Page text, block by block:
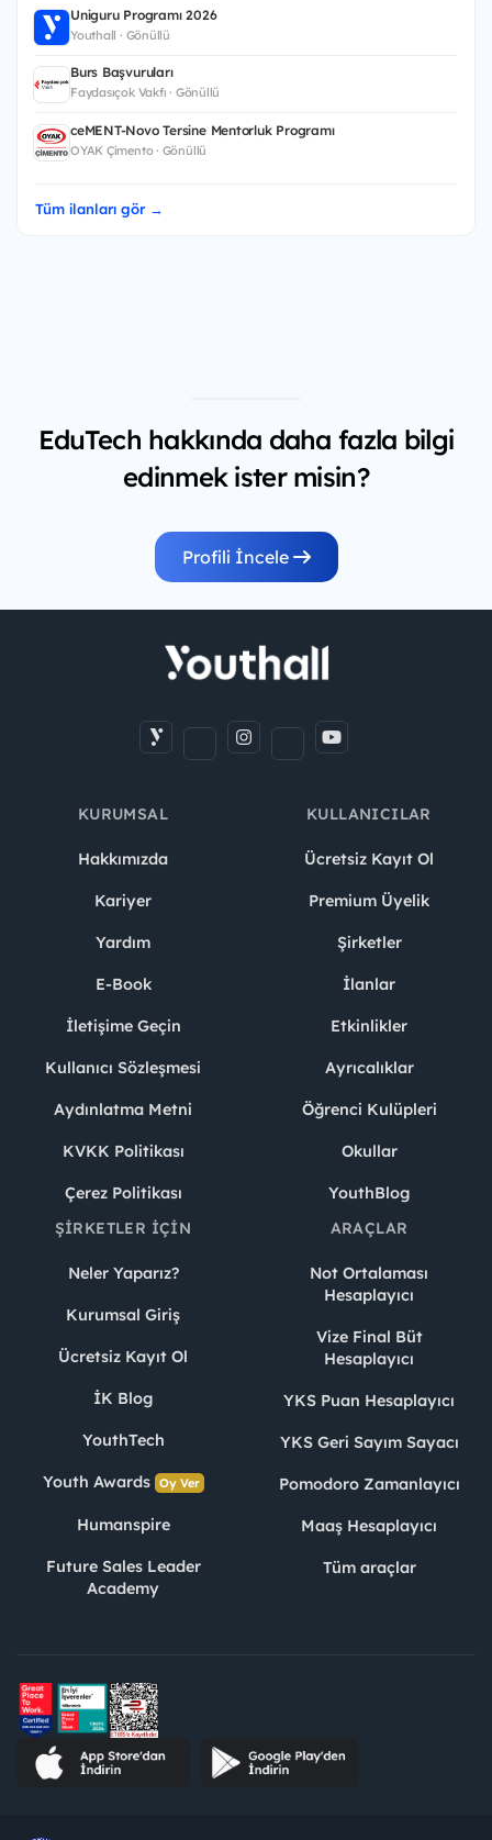
Uniguru Programı 2026
Youthall · Gönüllü
Burs Başvuruları
Faydasıçok Vakfı · Gönüllü
ceMENT-Novo Tersine Mentorluk Programı
OYAK Çimento · Gönüllü
Tüm ilanları gör →
EduTech hakkında daha fazla bilgi
edinmek ister misin?
Profili İncele
KURUMSAL
Hakkımızda
Kariyer
Yardım
E-Book
İletişime Geçin
Kullanıcı Sözleşmesi
Aydınlatma Metni
KVKK Politikası
Çerez Politikası
KULLANICILAR
Ücretsiz Kayıt Ol
Premium Üyelik
Şirketler
İlanlar
Etkinlikler
Ayrıcalıklar
Öğrenci Kulüpleri
Okullar
YouthBlog
ŞIRKETLER İÇIN
Neler Yaparız?
Kurumsal Giriş
Ücretsiz Kayıt Ol
İK Blog
YouthTech
Youth Awards Oy Ver
Humanspire
Future Sales Leader
Academy
ARAÇLAR
Not Ortalaması
Hesaplayıcı
Vize Final Büt
Hesaplayıcı
YKS Puan Hesaplayıcı
YKS Geri Sayım Sayacı
Pomodoro Zamanlayıcı
Maaş Hesaplayıcı
Tüm araçlar